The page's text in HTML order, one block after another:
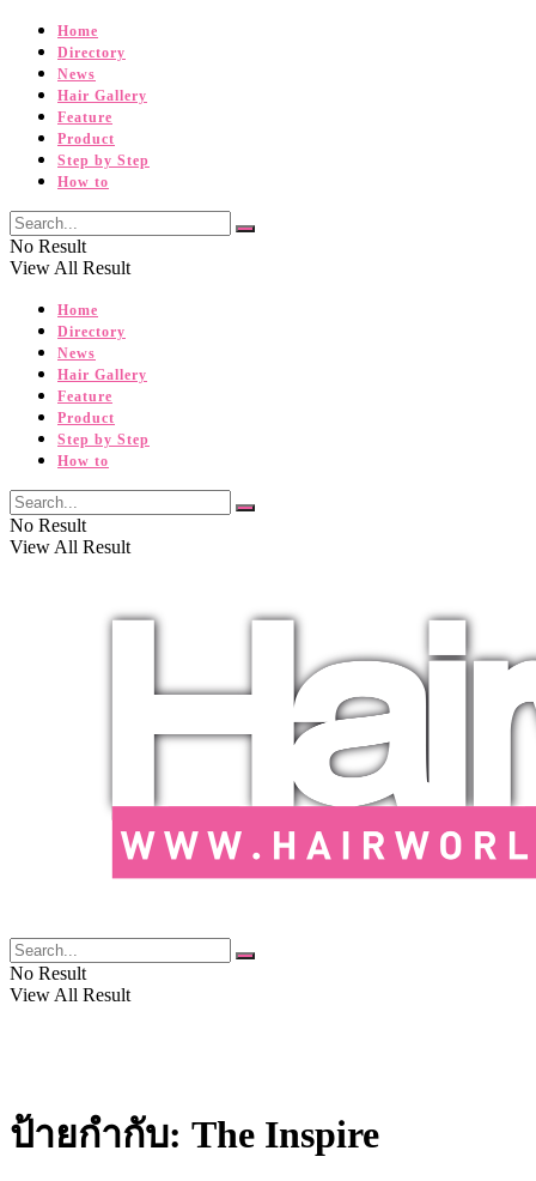
Home
Directory
News
Hair Gallery
Feature
Product
Step by Step
How to
No Result
View All Result
Home
Directory
News
Hair Gallery
Feature
Product
Step by Step
How to
No Result
View All Result
No Result
View All Result
ป้ายกำกับ: The Inspire